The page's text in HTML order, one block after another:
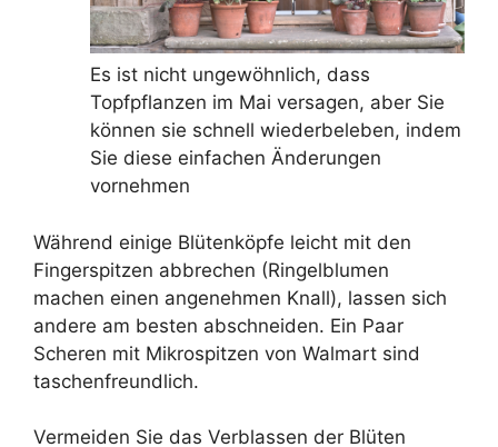
Es ist nicht ungewöhnlich, dass
Topfpflanzen im Mai versagen, aber Sie
können sie schnell wiederbeleben, indem
Sie diese einfachen Änderungen
vornehmen
Während einige Blütenköpfe leicht mit den
Fingerspitzen abbrechen (Ringelblumen
machen einen angenehmen Knall), lassen sich
andere am besten abschneiden. Ein Paar
Scheren mit Mikrospitzen von Walmart sind
taschenfreundlich.
Vermeiden Sie das Verblassen der Blüten